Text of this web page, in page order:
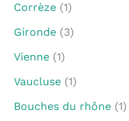
Corrèze (1)
Gironde (3)
Vienne (1)
Vaucluse (1)
Bouches du rhône (1)